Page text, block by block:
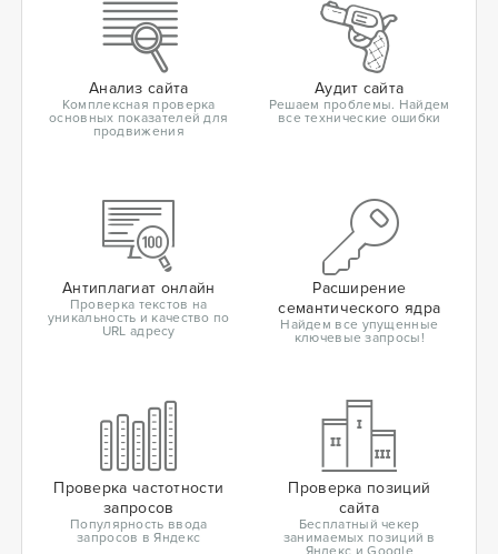
Анализ сайта
Комплексная проверка
основных показателей для
продвижения
Аудит сайта
Решаем проблемы. Найдем
все технические ошибки
Антиплагиат онлайн
Проверка текстов на
уникальность и качество по
URL адресу
Расширение
семантического ядра
Найдем все упущенные
ключевые запросы!
Проверка частотности
запросов
Популярность ввода
запросов в Яндекс
Проверка позиций
сайта
Бесплатный чекер
занимаемых позиций в